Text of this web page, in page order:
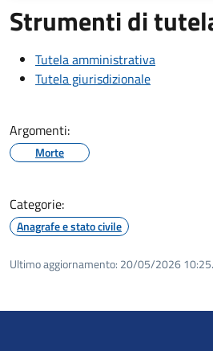
Strumenti di
Tutela amministrativa
Tutela giurisdizionale
Argomenti:
Morte
Categorie:
Anagrafe e stato civile
Ultimo aggiornamento: 20/05/2026